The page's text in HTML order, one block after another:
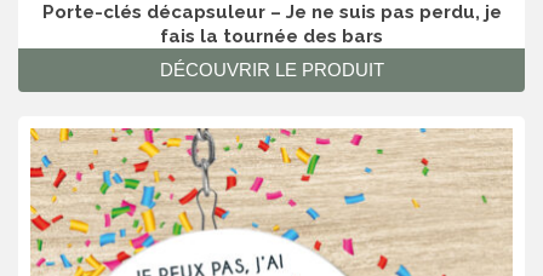
Porte-clés décapsuleur – Je ne suis pas perdu, je
fais la tournée des bars
DÉCOUVRIR LE PRODUIT